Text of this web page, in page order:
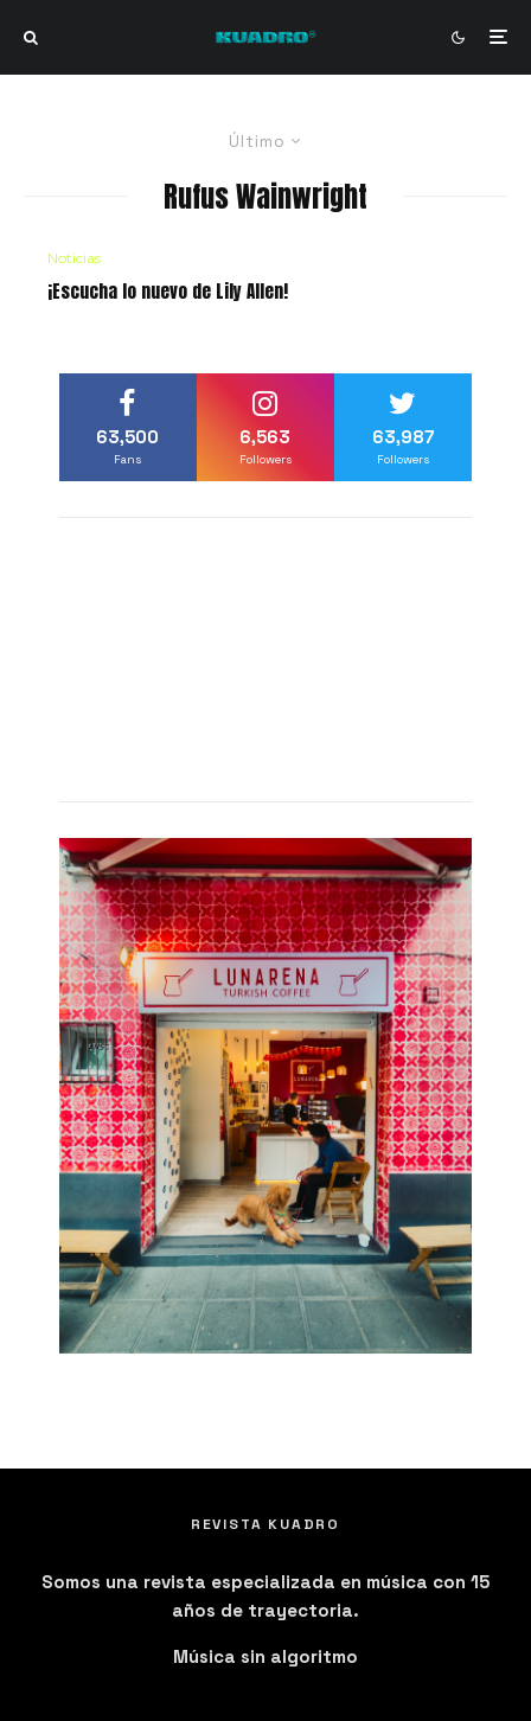
Último
Rufus Wainwright
Noticias
¡Escucha lo nuevo de Lily Allen!
63,500
Fans
6,563
Followers
63,987
Followers
REVISTA KUADRO
Somos una revista especializada en música con 15
años de trayectoria.
Música sin algoritmo